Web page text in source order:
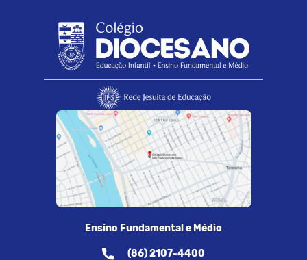
Ensino Fundamental e Médio
(86) 2107-4400